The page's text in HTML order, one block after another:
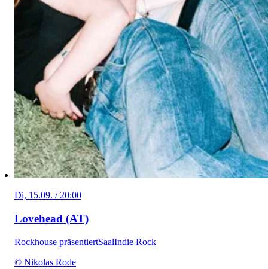
Di, 15.09. / 20:00
Lovehead (AT)
Rockhouse präsentiertSaalIndie Rock
© Nikolas Rode